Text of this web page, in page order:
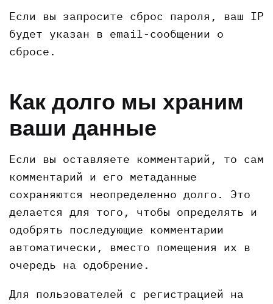
Если вы запросите сброс пароля, ваш IP
будет указан в email-сообщении о
сбросе.
Как долго мы храним
ваши данные
Если вы оставляете комментарий, то сам
комментарий и его метаданные
сохраняются неопределенно долго. Это
делается для того, чтобы определять и
одобрять последующие комментарии
автоматически, вместо помещения их в
очередь на одобрение.
Для пользователей с регистрацией на